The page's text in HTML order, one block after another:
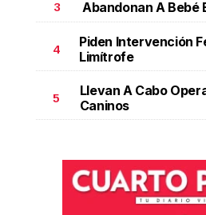
Octubre 06 l
3 Abandonan A Bebé
4
Piden Intervención
Limítrofe
5
Llevan A Cabo
Caninos